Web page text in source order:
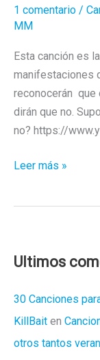
1 comentario /
MM
Esta canción es
manifestaciones
reconocerán que
dirán que no.
no? https://
La
suena
musical
Leer más »
Ultimos
30 Canciones
KillBait en
otros tantos